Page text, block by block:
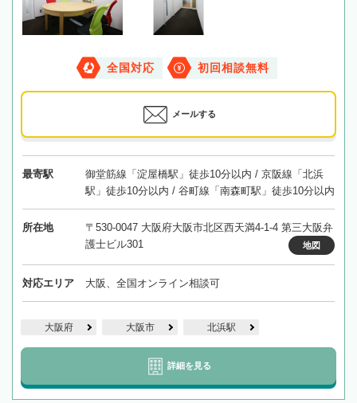
全国対応 初回相談無料
メールする
最寄駅
御堂筋線「淀屋橋駅」徒歩10分以内 / 京阪線「北浜
駅」徒歩10分以内 / 谷町線「南森町駅」徒歩10分以内
所在地
〒530-0047 大阪府大阪市北区西天満4-1-4 第三大阪弁
護士ビル301
地図
対応エリア 大阪、全国オンライン相談可
大阪府 大阪市 北浜駅
詳細を見る